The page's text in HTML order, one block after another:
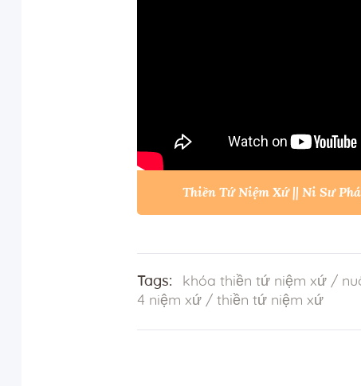
Thiền Tứ Niệm Xứ || Ni Sư
Tags: khóa thiền tứ niệm xứ/
4 niệm xứ/ thiền tứ niệm xứ